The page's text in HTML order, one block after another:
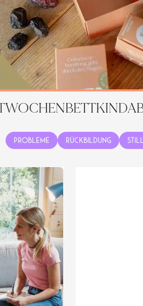
WOCHENBETTKIND
Probleme Rückbildung